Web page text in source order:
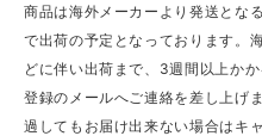
商品は海外メーカーより発送とな
で出荷の予定となっております。
どに伴い出荷まで、3週間以上か
登録のメールへご連絡を差し上げ
過してもお届け出来ない場合はキ